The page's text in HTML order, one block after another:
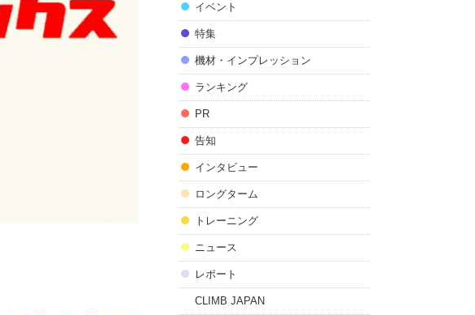
イベント
特集
機材・インプレッション
ランキング
PR
告知
インタビュー
ロングターム
トレーニング
ニュース
レポート
CLIMB JAPAN